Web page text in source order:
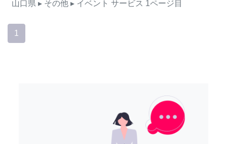
山口県 ▸ その他 ▸ イベント サービス 1ページ目
1